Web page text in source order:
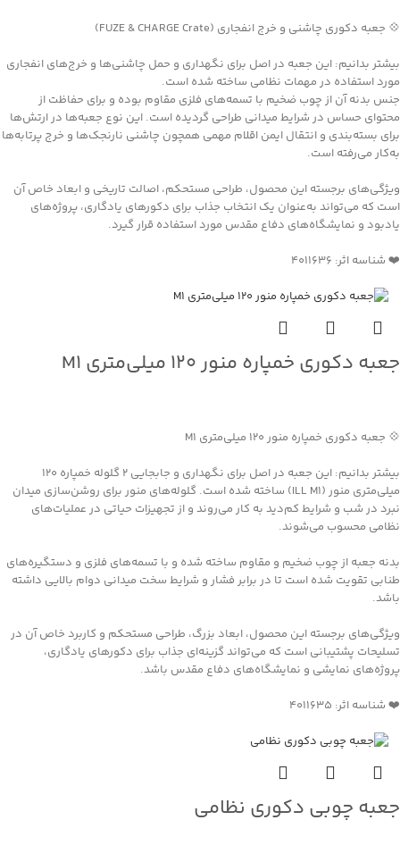
💠 جعبه دکوری چاشنی و خرج انفجاری (FUZE & CHARGE Crate)
بیشتر بدانیم: این جعبه در اصل برای نگهداری و حمل چاشنی‌ها و خرج‌های انفجاری
مورد استفاده در مهمات نظامی ساخته شده است.
جنس بدنه آن از چوب ضخیم با تسمه‌های فلزی مقاوم بوده و برای حفاظت از
محتوای حساس در شرایط میدانی طراحی گردیده است. این نوع جعبه‌ها در ارتش‌ها
برای بسته‌بندی و انتقال ایمن اقلام مهمی همچون چاشنی نارنجک‌ها و خرج پرتابه‌ها
به‌کار می‌رفته است.
ویژگی‌های برجسته این محصول، طراحی مستحکم، اصالت تاریخی و ابعاد خاص آن
است که می‌تواند به‌عنوان یک انتخاب جذاب برای دکورهای یادگاری، پروژه‌های
یادبود و نمایشگاه‌های دفاع مقدس مورد استفاده قرار گیرد.
❤️ شناسه اثر: 4011636
جعبه دکوری خمپاره منور ۱۲۰ میلی‌متری M1
💠 جعبه دکوری خمپاره منور ۱۲۰ میلی‌متری M1
بیشتر بدانیم: این جعبه در اصل برای نگهداری و جابجایی ۲ گلوله خمپاره ۱۲۰
میلی‌متری منور (ILL M1) ساخته شده است. گلوله‌های منور برای روشن‌سازی میدان
نبرد در شب و شرایط کم‌دید به کار می‌روند و از تجهیزات حیاتی در عملیات‌های
نظامی محسوب می‌شوند.
بدنه جعبه از چوب ضخیم و مقاوم ساخته شده و با تسمه‌های فلزی و دستگیره‌های
طنابی تقویت شده است تا در برابر فشار و شرایط سخت میدانی دوام بالایی داشته
باشد.
ویژگی‌های برجسته این محصول، ابعاد بزرگ، طراحی مستحکم و کاربرد خاص آن در
تسلیحات پشتیبانی است که می‌تواند گزینه‌ای جذاب برای دکورهای یادگاری،
پروژه‌های نمایشی و نمایشگاه‌های دفاع مقدس باشد.
❤️ شناسه اثر: 4011635
جعبه چوبی دکوری نظامی